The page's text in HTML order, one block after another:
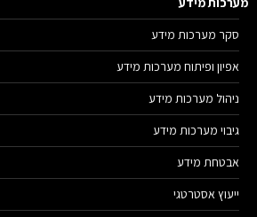
סקר מערכות מידע
אפיון ופיתוח מערכות מידע
ניהול מערכות מידע
גיבוי מערכות מידע
אבטחת מידע
ייעוץ אסטרטגי